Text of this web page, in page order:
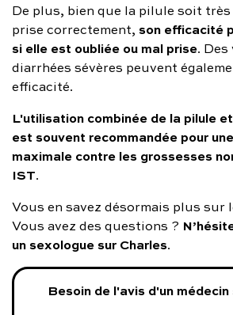
De plus, bien que la pilule soit
prise correctement, son efficacité
si elle est oubliée ou mal prise.
diarrhées sévères peuvent
efficacité.
L'utilisation combinée de la pilule
est souvent recommandée pour
maximale contre les grossesses
IST.
Vous en savez désormais plus sur
Vous avez des questions ?
un sexologue sur Charles.
Besoin de l'avis d'un